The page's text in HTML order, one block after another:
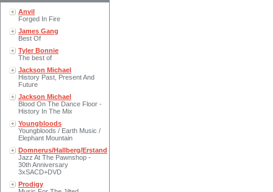
Anvil
Forged In Fire
James Gang
Best Of
Tyler Bonnie
The best of
Jackson Michael
History Past, Present And
Future
Jackson Michael
Blood On The Dance Floor -
History In The Mix
Youngbloods
Youngbloods / Earth Music /
Elephant Mountain
Domnerus/Hallberg/Erstand
Jazz At The Pawnshop -
30th Anniversary
3xSACD+DVD
Prodigy